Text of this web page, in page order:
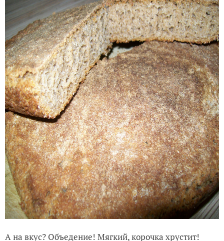
А на вкус? Объедение! Мягкий, корочка хрустит!